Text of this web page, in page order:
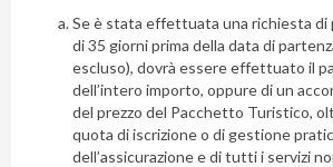
Se è stata effettuata una richiesta di
di 35 giorni prima della data di
escluso), dovrà essere effettuato il
dell’intero importo, oppure di un
del prezzo del Pacchetto Turistico,
quota di iscrizione o di gestione
dell’assicurazione e di tutti i servizi